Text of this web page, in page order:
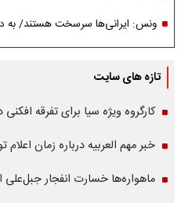
ونس: ایرانی‌ها سرسخت هستند/ به
تازه های سایت
کارگروه ویژه سیا برای تفرقه افکنی
خبر مهم العربیه درباره زمان اعلام
ماهواره‌‌ها خسارت انفجار جبل‌علی